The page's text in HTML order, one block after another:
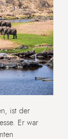
ist der
Er war